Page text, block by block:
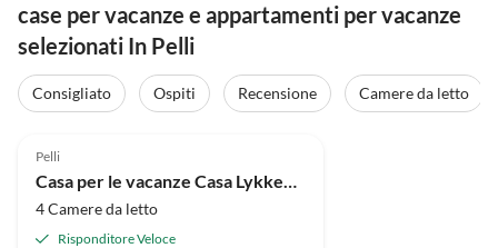
case per vacanze e appartamenti per vacanze
selezionati In Pelli
Consigliato Ospiti Recensione
Camere da letto
Pelli
4 Camere da letto
Risponditore Veloce